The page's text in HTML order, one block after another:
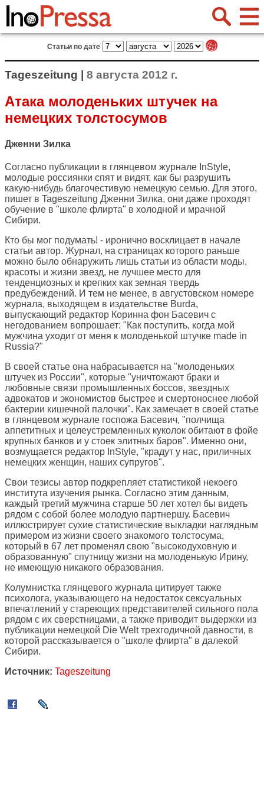
Статьи по дате
Tageszeitung | 8 августа 2012 г.
Атака молоденьких штучек на
немецких толстосумов
Дженни Зилка
Согласно публикации в глянцевом журнале InStyle,
молодые россиянки спят и видят, как бы разрушить
какую-нибудь благочестивую немецкую семью. Для этого,
пишет в Tageszeitung Дженни Зилка, они даже проходят
обучение в "школе флирта" в холодной и мрачной
Сибири.
Кто бы мог подумать! - иронично восклицает в начале
статьи автор. Журнал, на страницах которого раньше
можно было обнаружить лишь статьи из области моды,
красоты и жизни звезд, не лучшее место для
тенденциозных и крепких как земная твердь
предубеждений. И тем не менее, в августовском номере
журнала, выходящем в издательстве Burda,
выпускающий редактор Коринна фон Басевич с
негодованием вопрошает: "Как поступить, когда мой
мужчина уходит от меня к молоденькой штучке made in
Russia?"
В своей статье она набрасывается на "молоденьких
штучек из России", которые "уничтожают браки и
любовные связи промышленных боссов, звездных
адвокатов и экономистов быстрее и смертоноснее любой
бактерии кишечной палочки". Как замечает в своей статье
в глянцевом журнале госпожа Басевич, "полчища
аппетитных и целеустремленных куколок обитают в фойе
крупных банков и у стоек элитных баров". Именно они,
возмущается редактор InStyle, "крадут у нас, приличных
немецких женщин, наших супругов".
Свои тезисы автор подкрепляет статистикой некоего
института изучения рынка. Согласно этим данным,
каждый третий мужчина старше 50 лет хотел бы видеть
рядом с собой более молодую партнершу. Басевич
иллюстрирует сухие статистические выкладки наглядным
примером из жизни своего знакомого толстосума,
который в 67 лет променял свою "высокодуховную и
образованную" спутницу жизни на молоденькую Ирину,
не имеющую никакого образования.
Колумнистка глянцевого журнала цитирует также
психолога, указывающего на недостаток сексуальных
впечатлений у стареющих представителей сильного пола
рядом с их сверстницами, а также приводит выдержки из
публикации немецкой Die Welt трехгодичной давности, в
которой рассказывается о "школе флирта" в далекой
Сибири.
Источник: Tageszeitung